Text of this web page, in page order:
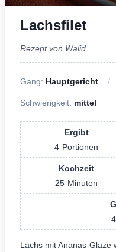
Lachsfilet
Rezept von Walid
Gang: Hauptgericht
Schwierigkeit: mittel
Ergibt
4 Portionen
Kochzeit
25 Minuten
Lachs mit Ananas-Glaze